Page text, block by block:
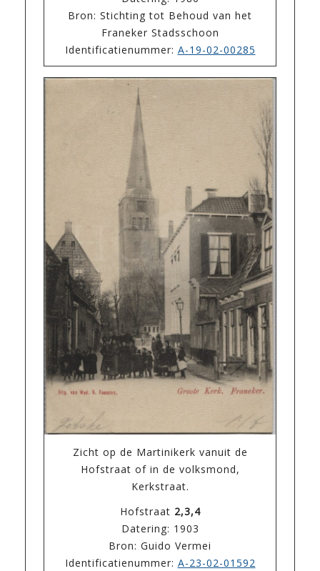
Bron: Stichting tot Behoud van het
Franeker Stadsschoon
Identificatienummer: A-19-02-00285
Zicht op de Martinikerk vanuit de
Hofstraat of in de volksmond,
Kerkstraat.
Hofstraat 2,3,4
Datering: 1903
Bron: Guido Vermei
Identificatienummer: A-23-02-01592